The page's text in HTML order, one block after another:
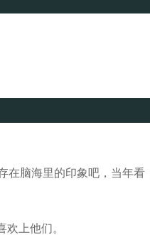
脑海里的印象吧，当年看
上他们。